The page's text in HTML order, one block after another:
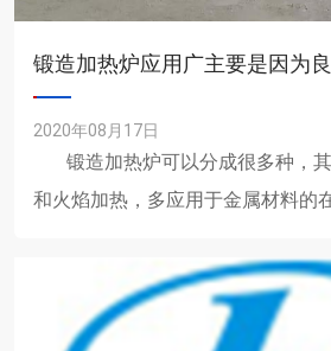
锻造加热炉应用广主要是因为
2020年08月17日
锻造加热炉可以分成很多种，
和火焰加热，多应用于金属材料的